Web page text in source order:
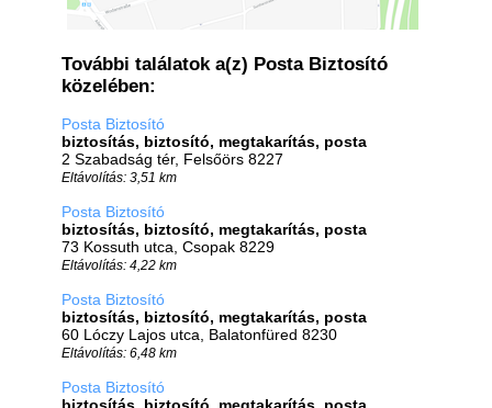
További találatok a(z) Posta Biztosító
közelében:
Posta Biztosító
biztosítás, biztosító, megtakarítás, posta
2 Szabadság tér, Felsőörs 8227
Eltávolítás: 3,51 km
Posta Biztosító
biztosítás, biztosító, megtakarítás, posta
73 Kossuth utca, Csopak 8229
Eltávolítás: 4,22 km
Posta Biztosító
biztosítás, biztosító, megtakarítás, posta
60 Lóczy Lajos utca, Balatonfüred 8230
Eltávolítás: 6,48 km
Posta Biztosító